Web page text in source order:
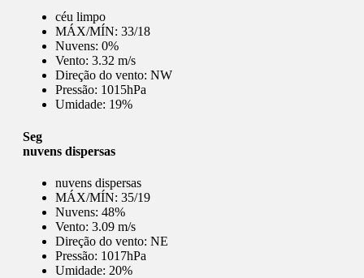
céu limpo
MÁX/MÍN: 33/18
Nuvens: 0%
Vento: 3.32 m/s
Direção do vento: NW
Pressão: 1015hPa
Umidade: 19%
Seg
nuvens dispersas
nuvens dispersas
MÁX/MÍN: 35/19
Nuvens: 48%
Vento: 3.09 m/s
Direção do vento: NE
Pressão: 1017hPa
Umidade: 20%